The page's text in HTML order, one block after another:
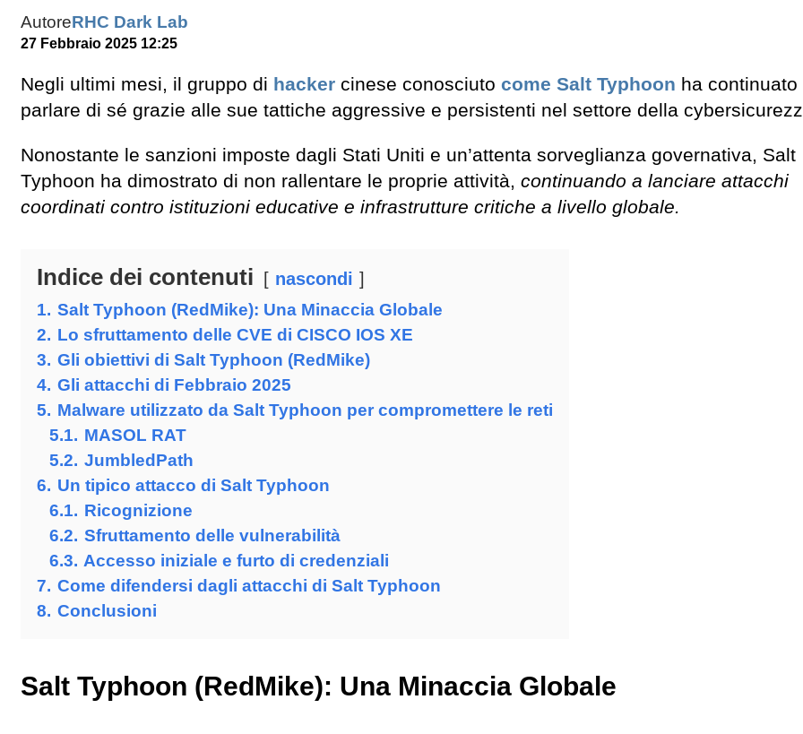
AutoreRHC Dark Lab
27 Febbraio 2025 12:25
Negli ultimi mesi, il gruppo di hacker cinese conosciuto come Salt Typhoon ha continuato
parlare di sé grazie alle sue tattiche aggressive e persistenti nel settore della
Nonostante le sanzioni imposte dagli Stati Uniti e un’attenta sorveglianza governativa, Salt
Typhoon ha dimostrato di non rallentare le proprie attività, continuando a lanciare attacchi
coordinati contro istituzioni educative e infrastrutture critiche a livello globale.
Indice dei contenuti nascondi
1. Salt Typhoon (RedMike): Una Minaccia Globale
2. Lo sfruttamento delle CVE di CISCO IOS XE
3. Gli obiettivi di Salt Typhoon (RedMike)
4. Gli attacchi di Febbraio 2025
5. Malware utilizzato da Salt Typhoon per compromettere le reti
5.1. MASOL RAT
5.2. JumbledPath
6. Un tipico attacco di Salt Typhoon
6.1. Ricognizione
6.2. Sfruttamento delle vulnerabilità
6.3. Accesso iniziale e furto di credenziali
7. Come difendersi dagli attacchi di Salt Typhoon
8. Conclusioni
Salt Typhoon (RedMike): Una Minaccia Globale